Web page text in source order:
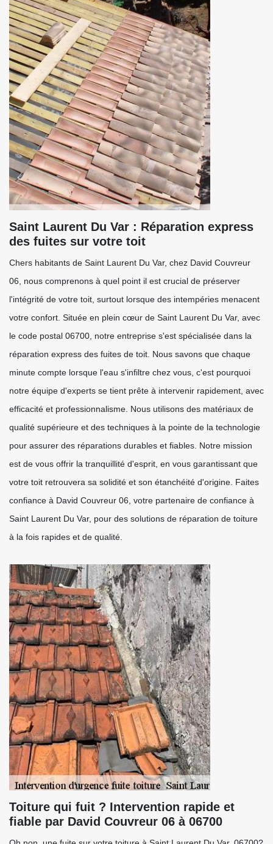
Saint Laurent Du Var : Réparation express
des fuites sur votre toit
Chers habitants de Saint Laurent Du Var, chez David Couvreur
06, nous comprenons à quel point il est crucial de préserver
l'intégrité de votre toit, surtout lorsque des intempéries menacent
votre confort. Située en plein cœur de Saint Laurent Du Var, avec
le code postal 06700, notre entreprise s'est spécialisée dans la
réparation express des fuites de toit. Nous savons que chaque
minute compte lorsque l'eau s'infiltre chez vous, c'est pourquoi
notre équipe d'experts se tient prête à intervenir rapidement, avec
efficacité et professionnalisme. Nous utilisons des matériaux de
qualité supérieure et des techniques à la pointe de la technologie
pour assurer des réparations durables et fiables. Notre mission
est de vous offrir la tranquillité d'esprit, en vous garantissant que
votre toit retrouvera sa solidité et son étanchéité d'origine. Faites
confiance à David Couvreur 06, votre partenaire de confiance à
Saint Laurent Du Var, pour des solutions de réparation de toiture
à la fois rapides et de qualité.
Toiture qui fuit ? Intervention rapide et
fiable par David Couvreur 06 à 06700